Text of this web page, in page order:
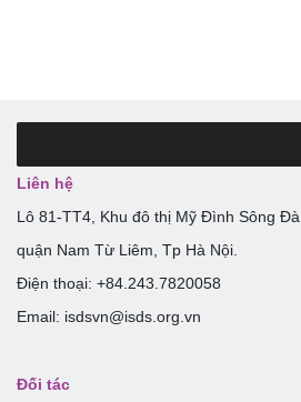
Liên hệ
Lô 81-TT4, Khu đô thị Mỹ Đình Sông
quận Nam Từ Liêm, Tp Hà Nội.
Điện thoại: +84.243.7820058
Email: isdsvn@isds.org.vn
Đối tác